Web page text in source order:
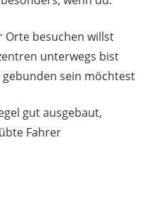
Orte besuchen willst
unterwegs bist
sein möchtest
gut ausgebaut,
Fahrer